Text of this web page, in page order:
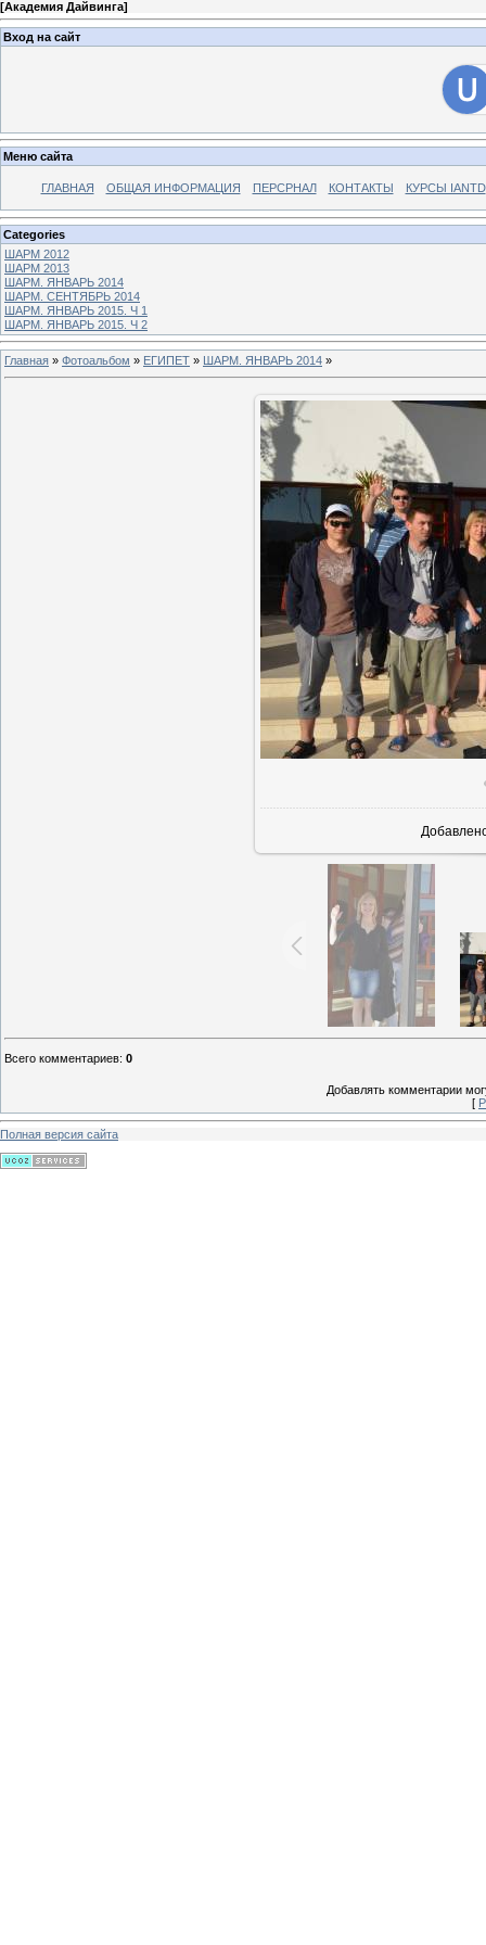
[Академия Дайвинга]
Вход на сайт
Меню сайта
ГЛАВНАЯ ОБЩАЯ ИНФОРМАЦИЯ ПЕРСРНАЛ КОНТАКТЫ КУРСЫ IANTD
Categories
ШАРМ 2012
ШАРМ 2013
ШАРМ. ЯНВАРЬ 2014
ШАРМ. СЕНТЯБРЬ 2014
ШАРМ. ЯНВАРЬ 2015. Ч 1
ШАРМ. ЯНВАРЬ 2015. Ч 2
Главная » Фотоальбом » ЕГИПЕТ » ШАРМ. ЯНВАРЬ 2014 »
В
Всего комментариев: 0
Добавлять комментарии
[
Полная версия сайта